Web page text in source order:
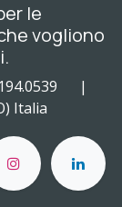
le
vogliono
|
Italia